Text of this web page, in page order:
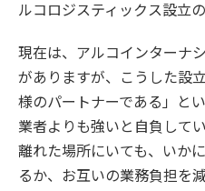
ルコロジスティックス設立の
現在は、アルコインターナ
がありますが、こうした設
様のパートナーである」と
業者よりも強いと自負して
離れた場所にいても、いか
るか、お互いの業務負担を